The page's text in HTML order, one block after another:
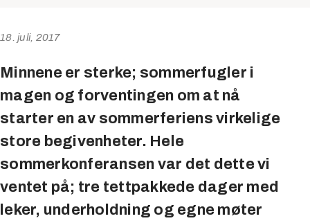
18. juli, 2017
Minnene er sterke; sommerfugler i
magen og forventingen om at nå
starter en av sommerferiens virkelige
store begivenheter. Hele
sommerkonferansen var det dette vi
ventet på; tre tettpakkede dager med
leker, underholdning og egne møter